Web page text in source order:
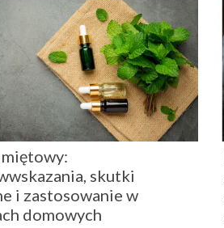
skutki
i zastosowanie w
domowych